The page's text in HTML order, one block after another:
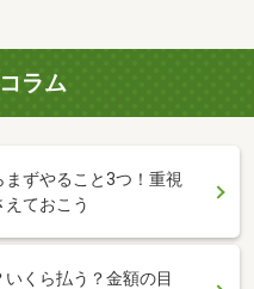
ラム
ずやること3つ！重視
ておこう
くら払う？金額の目